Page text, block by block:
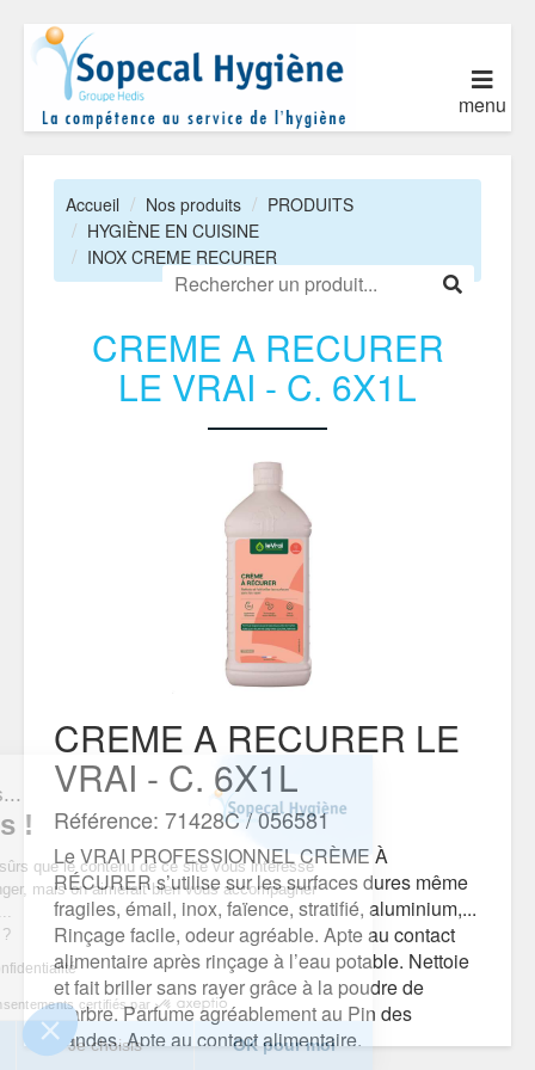
nous...
!
d’être sûrs que le contenu de ce site vous intéresse
déranger, mais on aimerait bien vous accompagner
visite...
vous ?
de confidentialité
Consentements certifiés par
Je choisis OK pour moi
menu
Accueil Nos produits
PRODUITS
HYGIÈNE EN CUISINE
INOX CREME RECURER
CREME A RECURER
LE VRAI - C. 6X1L
CREME A RECURER LE
VRAI - C. 6X1L
Référence: 71428C / 056581
Le VRAI PROFESSIONNEL CRÈME À
RÉCURER s’utilise sur les surfaces dures même
fragiles, émail, inox, faïence, stratifié, aluminium,...
Rinçage facile, odeur agréable. Apte au contact
alimentaire après rinçage à l’eau potable. Nettoie
et fait briller sans rayer grâce à la poudre de
marbre. Parfume agréablement au Pin des
Landes. Apte au contact alimentaire.